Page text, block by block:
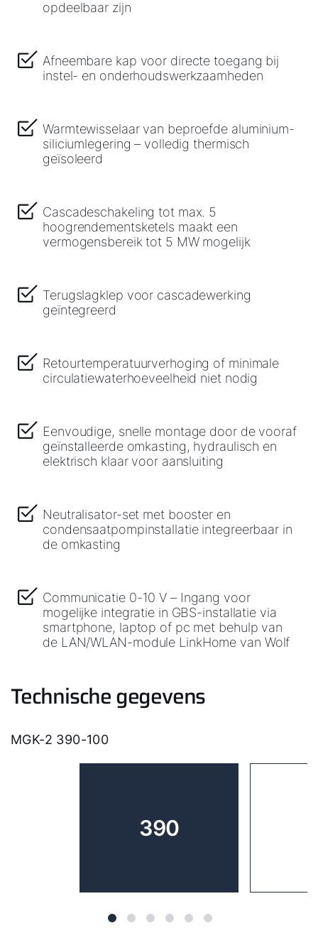
opdeelbaar zijn
Afneembare kap voor directe toegang bij
instel- en onderhoudswerkzaamheden
Warmtewisselaar van beproefde aluminium-
siliciumlegering – volledig thermisch
geïsoleerd
Cascadeschakeling tot max. 5
hoogrendementsketels maakt een
vermogensbereik tot 5 MW mogelijk
Terugslagklep voor cascadewerking
geïntegreerd
Retourtemperatuurverhoging of minimale
circulatiewaterhoeveelheid niet nodig
Eenvoudige, snelle montage door de vooraf
geïnstalleerde omkasting, hydraulisch en
elektrisch klaar voor aansluiting
Neutralisator-set met booster en
condensaatpompinstallatie integreerbaar in
de omkasting
Communicatie 0-10 V – Ingang voor
mogelijke integratie in GBS-installatie via
smartphone, laptop of pc met behulp van
de LAN/WLAN-module LinkHome van Wolf
Technische gegevens
MGK-2 390-100
390